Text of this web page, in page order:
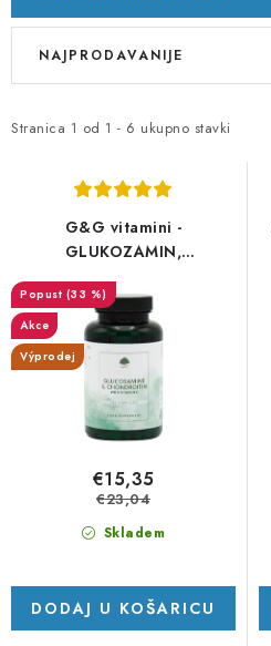
P
i
i
z
v
o
Stranica 1 od 1 - 6 ukupno stavki
S
t
j
e
p
r
a
NAJPRODAVANIJE
G&G vitamini -
GLUKOZAMIN,
HONDROITIN i vitamin C -
120 kapsula
(33 %)
Akce
Výprodej
Skladem
€15,35
€23,04
DODAJ U KOŠARICU